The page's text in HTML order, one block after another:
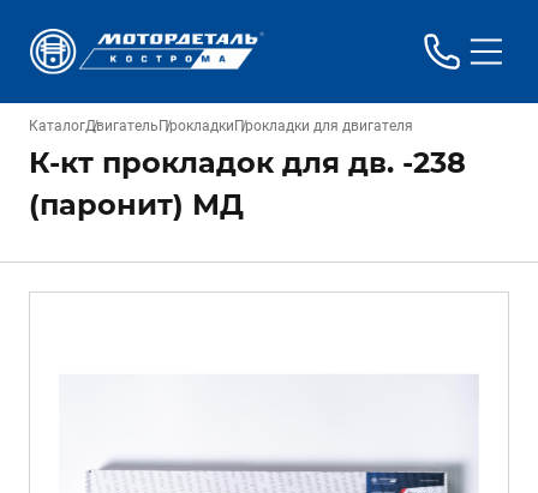
КаталогДвигатель Прокладки Прокладки для двигателя
К-кт прокладок для дв. -238
(паронит) МД